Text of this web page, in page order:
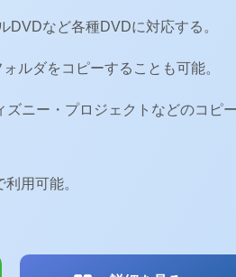
DVDなど各種DVDに対応する。
ルダをコピーすることも可能。
ニー・プロジェクトなどのコピ
用可能。